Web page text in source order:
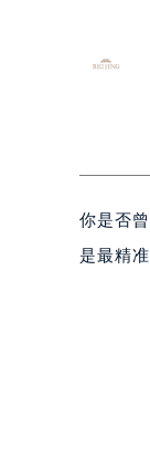
你是否
是最精